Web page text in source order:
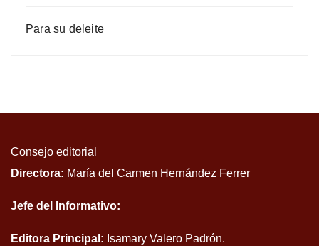
Para su deleite
Consejo editorial
Directora: María del Carmen Hernández Ferrer
Jefe del Informativo:
Editora Principal: Isamary Valero Padrón.